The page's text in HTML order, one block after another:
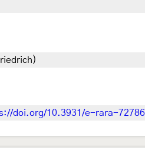
doi.org/10.3931/e-rara-72786]